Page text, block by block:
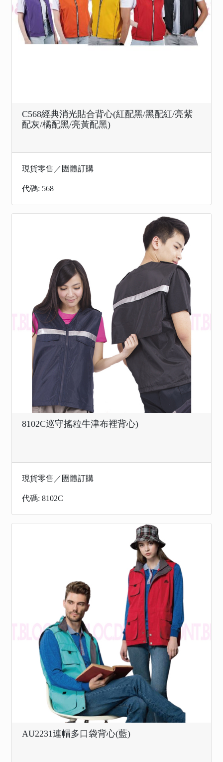
C568經典消光貼合背心(紅配黑/黑配紅/亮紫
配灰/橘配黑/亮黃配黑)
現貨零售／團體訂購
代碼: 568
8102C巡守搖粒牛津布裡背心)
現貨零售／團體訂購
代碼: 8102C
AU2231連帽多口袋背心(藍)